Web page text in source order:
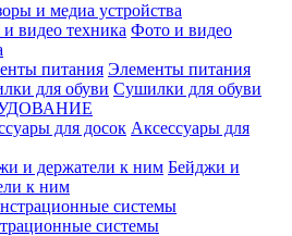
и медиа устройства
Фото и видео
Элементы питания
Сушилки для обуви
Аксессуары для
Бейджи и
к ним
системы